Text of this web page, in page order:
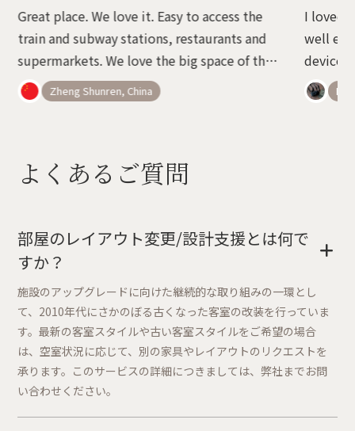
Great place. We love it. Easy to access the
train and subway stations, restaurants and
supermarkets. We love the big space of the
room. It is not easy to find rooms of such a
cozy space in Tokyo with the price.
Zheng Shunren, China
I loved
well
devices
advice
よくあるご質問
部屋のレイアウト変更/設計支援とは何で
すか？
+
施設のアップグレードに向けた継続的な取り組みの一環とし
て、2010年代にさかのぼる古くなった客室の改装を行っていま
す。最新の客室スタイルや古い客室スタイルをご希望の場合
は、空室状況に応じて、別の家具やレイアウトのリクエストを
承ります。このサービスの詳細につきましては、弊社までお問
い合わせください。